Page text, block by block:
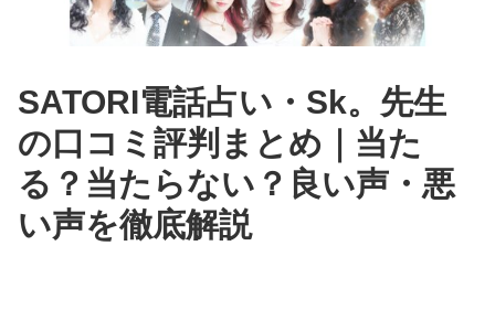
SATORI電話占い・Sk。先生
の口コミ評判まとめ｜当た
る？当たらない？良い声・悪
い声を徹底解説